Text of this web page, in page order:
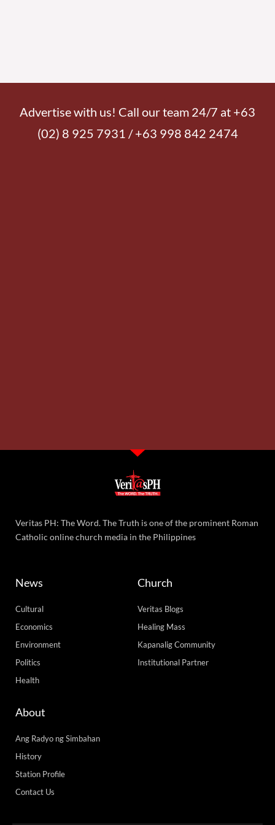
Advertise with us! Call our team 24/7 at +63
(02) 8 925 7931 / +63 998 842 2474
Veritas PH: The Word. The Truth is one of the prominent Roman
Catholic online church media in the Philippines
News
Cultural
Economics
Environment
Politics
Health
Church
Veritas Blogs
Healing Mass
Kapanalig Community
Institutional Partner
About
Ang Radyo ng Simbahan
History
Station Profile
Contact Us